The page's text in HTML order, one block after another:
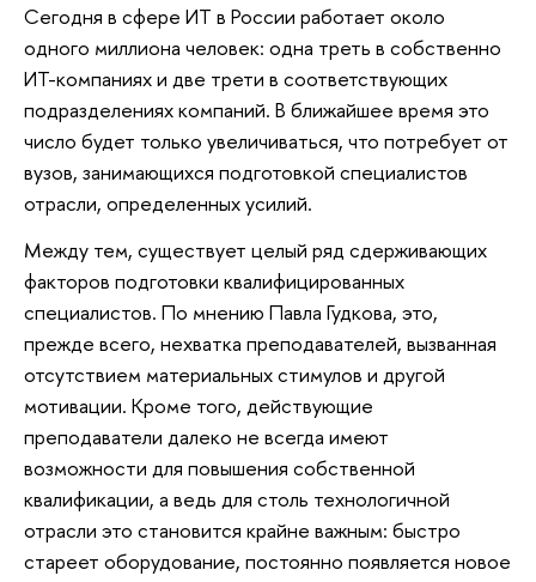
Сегодня в сфере ИТ в России работает около
одного миллиона человек: одна треть в собственно
ИТ-компаниях и две трети в соответствующих
подразделениях компаний. В ближайшее время это
число будет только увеличиваться, что потребует от
вузов, занимающихся подготовкой специалистов
отрасли, определенных усилий.
Между тем, существует целый ряд сдерживающих
факторов подготовки квалифицированных
специалистов. По мнению Павла Гудкова, это,
прежде всего, нехватка преподавателей, вызванная
отсутствием материальных стимулов и другой
мотивации. Кроме того, действующие
преподаватели далеко не всегда имеют
возможности для повышения собственной
квалификации, а ведь для столь технологичной
отрасли это становится крайне важным: быстро
стареет оборудование, постоянно появляется новое